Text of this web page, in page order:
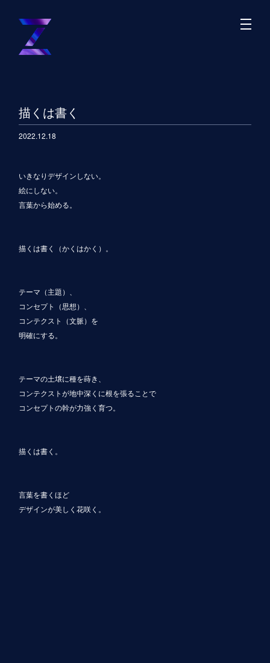
描くは書く
2022.12.18
いきなりデザインしない。
絵にしない。
言葉から始める。
描くは書く（かくはかく）。
テーマ（主題）、
コンセプト（思想）、
コンテクスト（文脈）を
明確にする。
テーマの土壌に種を蒔き、
コンテクストが地中深くに根を張ることで
コンセプトの幹が力強く育つ。
描くは書く。
言葉を書くほど
デザインが美しく花咲く。